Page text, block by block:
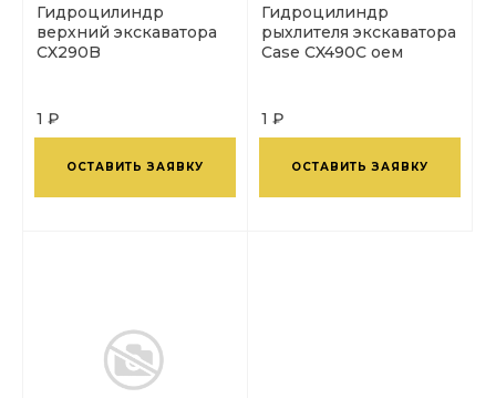
Гидроцилиндр
верхний экскаватора
CX290B
1 ₽
ОСТАВИТЬ ЗАЯВКУ
Гидроцилиндр
рыхлителя экскаватора
Case CX490C оем
1 ₽
ОСТАВИТЬ ЗАЯВКУ